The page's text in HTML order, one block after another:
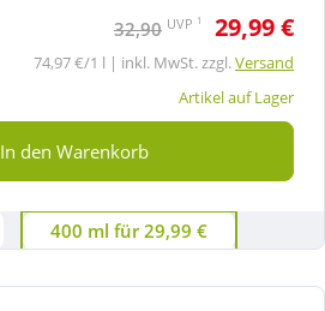
32,90 UVP 1 29,99 €
74,97 €/1 l | inkl. MwSt. zzgl.Versand
Artikel auf Lager
In den Warenkorb
400 ml für 29,99 €